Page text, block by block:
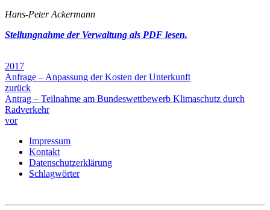
Hans-Peter Ackermann
Stellungnahme der Verwaltung als PDF lesen.
2017
Anfrage – Anpassung der Kosten der Unterkunft
zurück
Antrag – Teilnahme am Bundeswettbewerb Klimaschutz durch
Radverkehr
vor
Impressum
Kontakt
Datenschutzerklärung
Schlagwörter